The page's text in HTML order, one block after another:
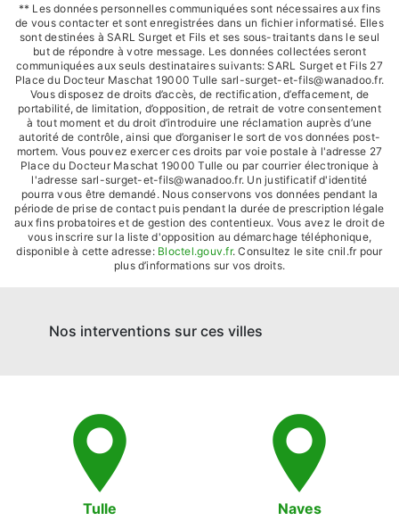
** Les données personnelles communiquées sont nécessaires aux fins
de vous contacter et sont enregistrées dans un fichier informatisé. Elles
sont destinées à SARL Surget et Fils et ses sous-traitants dans le seul
but de répondre à votre message. Les données collectées seront
communiquées aux seuls destinataires suivants: SARL Surget et Fils 27
Place du Docteur Maschat 19000 Tulle sarl-surget-et-fils@wanadoo.fr.
Vous disposez de droits d’accès, de rectification, d’effacement, de
portabilité, de limitation, d’opposition, de retrait de votre consentement
à tout moment et du droit d’introduire une réclamation auprès d’une
autorité de contrôle, ainsi que d’organiser le sort de vos données post-
mortem. Vous pouvez exercer ces droits par voie postale à l'adresse 27
Place du Docteur Maschat 19000 Tulle ou par courrier électronique à
l'adresse sarl-surget-et-fils@wanadoo.fr. Un justificatif d'identité
pourra vous être demandé. Nous conservons vos données pendant la
période de prise de contact puis pendant la durée de prescription légale
aux fins probatoires et de gestion des contentieux. Vous avez le droit de
vous inscrire sur la liste d'opposition au démarchage téléphonique,
disponible à cette adresse: Bloctel.gouv.fr. Consultez le site cnil.fr pour
plus d’informations sur vos droits.
Nos interventions sur ces villes
Tulle Naves